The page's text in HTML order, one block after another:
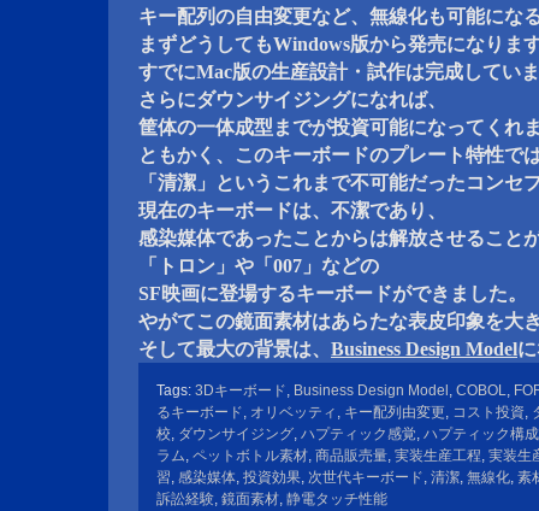
キー配列の自由変更など、無線化も可能にな
まずどうしてもWindows版から発売になりま
すでにMac版の生産設計・試作は完成してい
さらにダウンサイジングになれば、
筐体の一体成型までが投資可能になってくれ
ともかく、このキーボードのプレート特性で
「清潔」というこれまで不可能だったコンセ
現在のキーボードは、不潔であり、
感染媒体であったことからは解放させること
「トロン」や「007」などの
SF映画に登場するキーボードができました。
やがてこの鏡面素材はあらたな表皮印象を大
そして最大の背景は、 Business Design Model
Tags: 3Dキーボード, Business Design Model , COBOL,
るキーボード, オリベッティ , キー配列由変更, コスト投資,
校, ダウンサイジング, ハプティック感覚, ハプティック構成
ラム, ペットボトル素材, 商品販売量, 実装生産工程, 実装生
習, 感染媒体, 投資効果, 次世代キーボード, 清潔, 無線化, 素
訴訟経験, 鏡面素材, 静電タッチ性能